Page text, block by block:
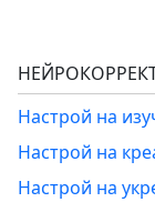
Настрой на
Настрой на
Настрой на